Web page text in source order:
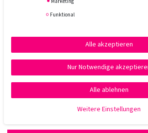
Funktional
Alle akzeptieren
Nur Notwendige
Alle ablehnen
Weitere Einstellungen